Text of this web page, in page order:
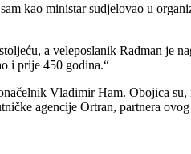
kao ministar sudjelovao u
a veleposlanik Radman je
i prije 450 godina.“
Vladimir Ham. Obojica
agencije Ortran, partnera